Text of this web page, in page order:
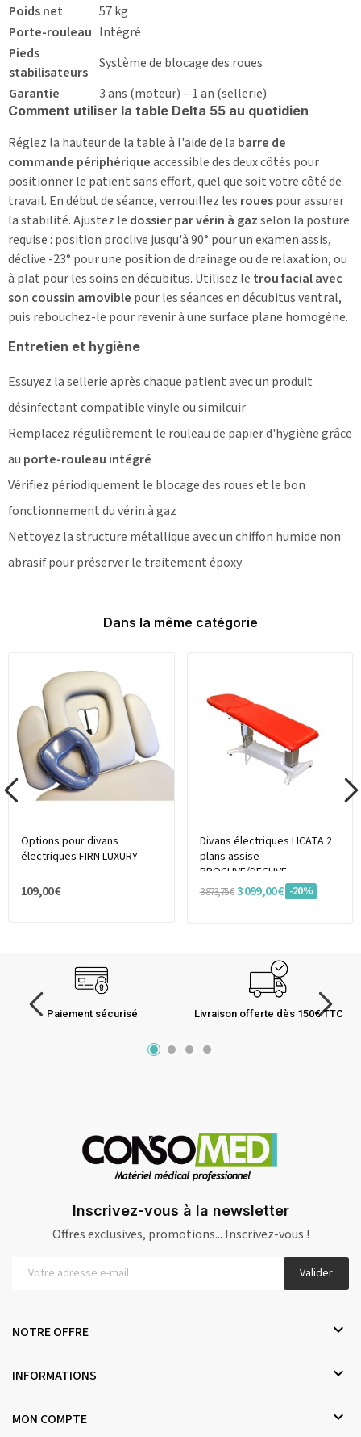
Poids net
57 kg
Porte-rouleau Intégré
Pieds
stabilisateurs
Système de blocage des roues
Garantie
3 ans (moteur) – 1 an (sellerie)
Comment utiliser la table Delta 55 au quotidien
Réglez la hauteur de la table à l'aide de la barre de
commande périphériqueaccessible des deux côtés pour
positionner le patient sans effort, quel que soit votre côté de
travail. En début de séance, verrouillez les rouespour assurer
la stabilité. Ajustez le dossier par vérin à gazselon la posture
requise : position proclive jusqu'à 90° pour un examen assis,
déclive -23° pour une position de drainage ou de relaxation, ou
à plat pour les soins en décubitus. Utilisez le trou facial avec
son coussin amovible pour les séances en décubitus ventral,
puis rebouchez-le pour revenir à une surface plane homogène.
Entretien et hygiène
Essuyez la sellerie après chaque patient avec un produit
désinfectant compatible vinyle ou similcuir
Remplacez régulièrement le rouleau de papier d'hygiène grâce
au porte-rouleau intégré
Vérifiez périodiquement le blocage des roues et le bon
fonctionnement du vérin à gaz
Nettoyez la structure métallique avec un chiffon humide non
abrasif pour préserver le traitement époxy
Dans la même catégorie
Options pour divans
électriques FIRN LUXURY
109,00 €
Divans électriques LICATA 2
plans assise
PROCLIVE/DECLIVE
3 873,75 € 3 099,00 € -20%
Paiement sécurisé Livraison offerte dès 150€ TTC
Inscrivez-vous à la newsletter
Offres exclusives, promotions... Inscrivez-vous !
Valider
NOTRE OFFRE 
INFORMATIONS 
MON COMPTE 